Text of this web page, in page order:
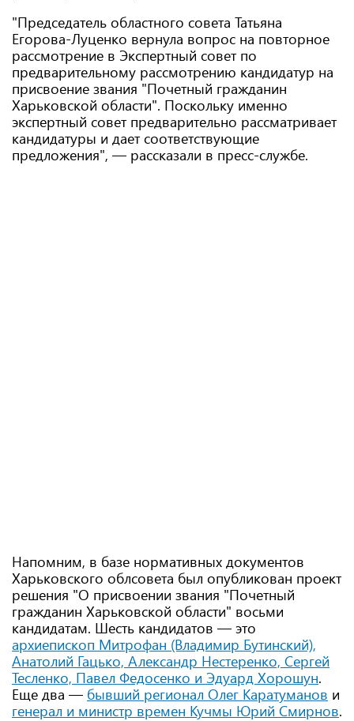
"Председатель областного совета Татьяна
Егорова-Луценко вернула вопрос на повторное
рассмотрение в Экспертный совет по
предварительному рассмотрению кандидатур на
присвоение звания "Почетный гражданин
Харьковской области". Поскольку именно
экспертный совет предварительно рассматривает
кандидатуры и дает соответствующие
предложения", — рассказали в пресс-службе.
Напомним, в базе нормативных документов
Харьковского облсовета был опубликован проект
решения "О присвоении звания "Почетный
гражданин Харьковской области" восьми
кандидатам. Шесть кандидатов — это
архиепископ Митрофан (Владимир Бутинский),
Анатолий Гацько, Александр Нестеренко, Сергей
Тесленко, Павел Федосенко и Эдуард Хорошун.
Еще два — бывший регионал Олег Каратуманов и
генерал и министр времен Кучмы Юрий Смирнов.